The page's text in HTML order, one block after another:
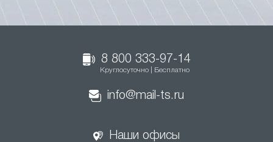
8 800 333-97-14
Круглосуточно | Бесплатно
info@mail-ts.ru
Наши офисы